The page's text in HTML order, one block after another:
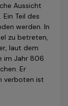
Aussicht
Teil des
werden. In
zu betreten,
laut dem
im Jahr 806
Er
verboten ist